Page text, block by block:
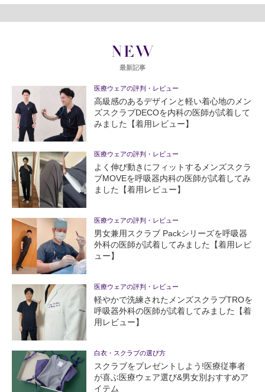
NEW
最新記事
医療ウェアの評判・レビュー
高級感のあるデザインと軽い着心地のメン
ズスクラブDECOを内科の医師が試着して
みました【着用レビュー】
医療ウェアの評判・レビュー
よく伸び動きにフィットするメンズスクラ
ブMOVEを呼吸器内科の医師が試着してみ
ました【着用レビュー】
医療ウェアの評判・レビュー
男女兼用スクラブ Packシリーズを呼吸器
外科の医師が試着してみました【着用レビ
ュー】
医療ウェアの評判・レビュー
軽やかで洗練されたメンズスクラブTROを
呼吸器外科の医師が試着してみました【着
用レビュー】
白衣・スクラブの選び方
スクラブをプレゼントしよう!医療従事者
が喜ぶ医療ウェア選び&男女別おすすめア
イテム